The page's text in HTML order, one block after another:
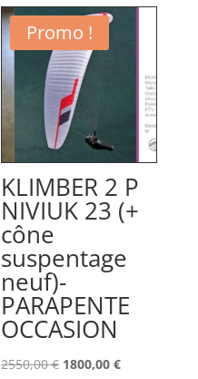
Promo !
KLIMBER 2 P
NIVIUK 23 (+
cône
suspentage
neuf)-
PARAPENTE
OCCASION
2550,00€ Le
1800,00€Le